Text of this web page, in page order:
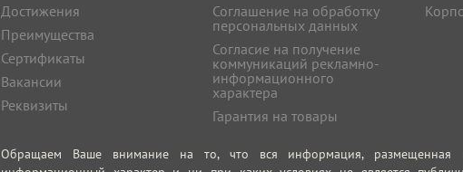
Достижения
Преимущества
Сертификаты
Вакансии
Реквизиты
Соглашение на обработку
персональных данных
Согласие на получение
коммуникаций рекламно-
информационного
характера
Гарантия на товары
Обращаем Ваше внимание на то, что вся информация, размещенная